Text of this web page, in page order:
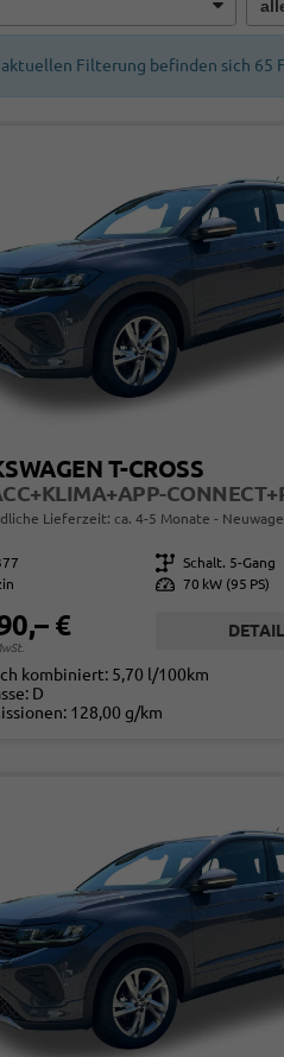
aktuellen Filterung befinden sich 65
T-CROSS
Lieferzeit: ca. 4-5 Monate
Getriebe Schalt. 5-Gang
Leistung 70 kW (95 PS)
€
kombiniert: 5,70 l/100km
D
128,00 g/km